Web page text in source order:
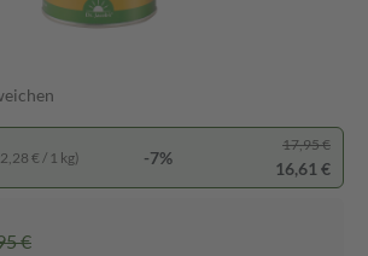
€ / 1 kg) -7%
17,95 €
16,61 €
€